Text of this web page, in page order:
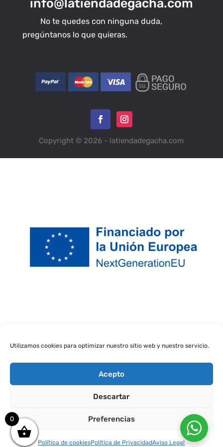
Utilizamos cookies para optimizar nuestro sitio web y nuestro servicio.
Acepto
Descartar
Preferencias
Política de cookiesPolítica de PrivacidadAviso Legal
info@latiendadegacha.com
No te quedes con ninguna duda,
pregúntanos lo que quieras.
Copyright © 2026 - latiendadegacha.com
0
personalizadas